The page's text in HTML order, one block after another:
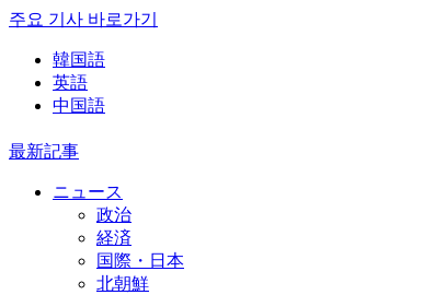
주요 기사 바로가기
韓国語
英語
中国語
最新記事
ニュース
政治
経済
国際・日本
北朝鮮